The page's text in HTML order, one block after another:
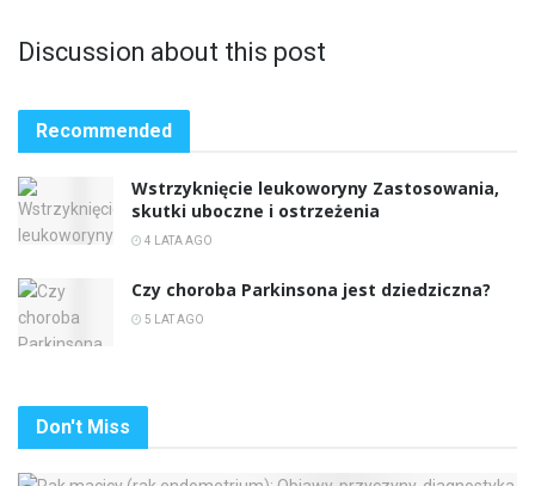
Discussion about this post
Recommended
Wstrzyknięcie leukoworyny Zastosowania,
skutki uboczne i ostrzeżenia
4 LATA AGO
Czy choroba Parkinsona jest dziedziczna?
5 LAT AGO
Don't Miss